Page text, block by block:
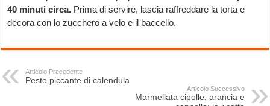
40 minuti circa. Prima di servire, lascia raffreddare la torta e
decora con lo zucchero a velo e il baccello.
Articolo Precedente
Pesto piccante di calendula
Articolo Successivo
Marmellata cipolle, arancia e